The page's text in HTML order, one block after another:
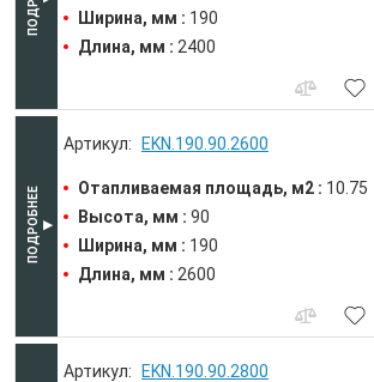
Ширина, мм : 190
Длина, мм : 2400
EKN.190.90.2600
Отапливаемая площадь, м2 : 10.75
Высота, мм : 90
Ширина, мм : 190
Длина, мм : 2600
EKN.190.90.2800